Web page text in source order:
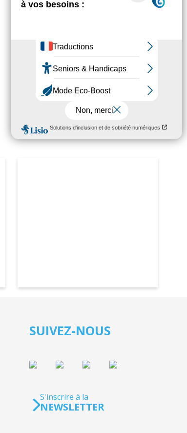
SUIVEZ-NOUS
S'inscrire à la
NEWSLETTER